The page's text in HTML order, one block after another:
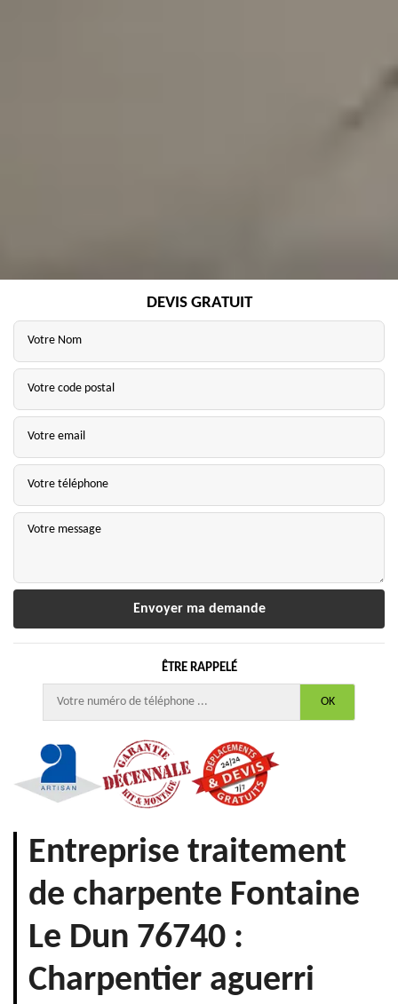
DEVIS GRATUIT
ÊTRE RAPPELÉ
Entreprise traitement
de charpente Fontaine
Le Dun 76740 :
Charpentier aguerri